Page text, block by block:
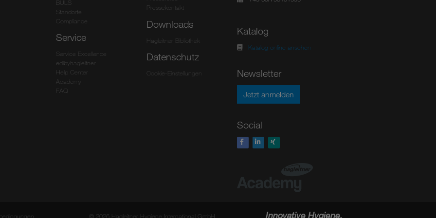
BULS
Standorte
Compliance
Service
Service Excellence
edibyhagleitner
Help Center
Academy
FAQ
Pressekontakt
Downloads
Hagleitner Bibliothek
Datenschutz
Cookie-Einstellungen
Katalog
Katalog online ansehen
Newsletter
Jetzt anmelden
Social
Innovative Hygiene.
© 2026 Hagleitner Hygiene International GmbH